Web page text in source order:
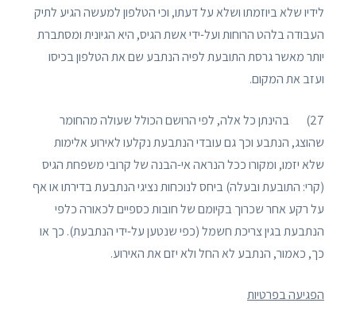
לידיו שלא ביוזמתו ושלא על דעתו, וכי הטלפון למעשה הגיע לתיק
העבודה בלהט הרוחות ועל-ידי אשת הגיס, היא הגיונית ומסתברת
יותר מאשר גרסת התובעת לפיה הנתבע שם את הטלפון בכיסו
ועזב את המקום.
27) בהינתן כל אלה, לפי הרושם הכולל שעולה מהחומר
שהוצג, הנתבע וכך גם עובדי הנתבעת נקלעו לאירוע אלימות
שלא יזמו, ומקורו ככל הנראה אי-הבנה של קרובי משפחת הגיס
(קרי: התובעת ובעלה) ביחס לנוכחות נציגי הנתבעת בדירתו או אף
על רקע אחר שכרוך בקיומם של חובות כספיים לכאורה כלפי
הנתבעת בגין צריכת חשמל (כפי שנטען על-ידי הנתבעת). כך או
כך, כאמור, הנתבע לא החל ולא יזם את האירוע.
הפגיעה בפרטיות